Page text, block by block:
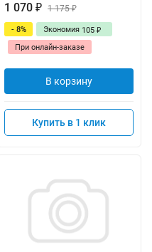
1 070 ₽ 1 175₽
- 8% Экономия 105 ₽
При онлайн-заказе
В корзину
Купить в 1 клик